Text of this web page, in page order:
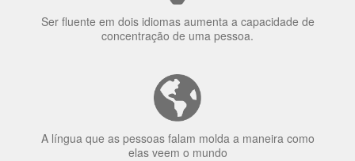
Ser fluente em dois idiomas aumenta a capacidade de
concentração de uma pessoa.
A língua que as pessoas falam molda a maneira como
elas veem o mundo